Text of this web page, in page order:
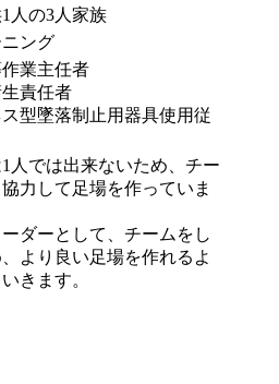
人の3人家族
ング
作業主任者
生責任者
ス型墜落制止用器具使用従
1人では出来ないため、チー
力して足場を作っていま
ーダーとして、チームをし
より良い足場を作れるよ
きます。